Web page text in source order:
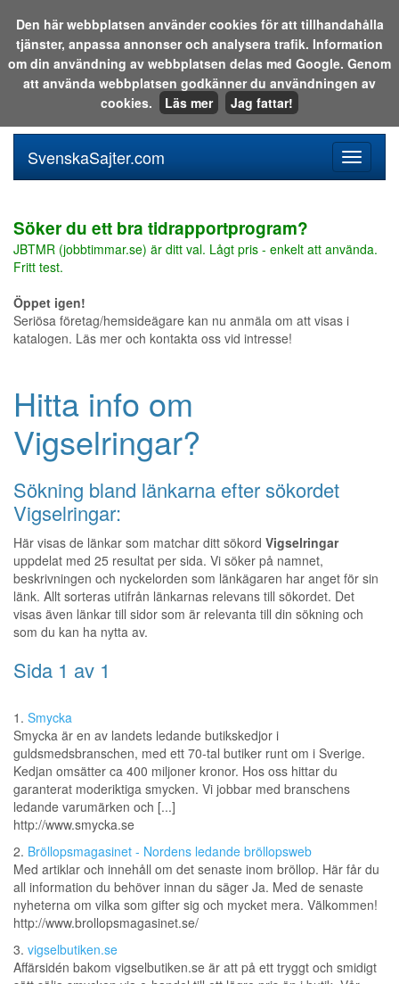
Sök i katalogen eller på webben:
meny
SvenskaSajter.com
Söker du ett bra tidrapportprogram?
JBTMR (jobbtimmar.se) är ditt val. Lågt pris - enkelt att använda.
Fritt test.
Öppet igen!
Seriösa företag/hemsideägare kan nu anmäla om att visas i
katalogen. Läs mer och kontakta oss vid intresse!
Hitta info om
Vigselringar?
Sökning bland länkarna efter sökordet
Vigselringar:
Här visas de länkar som matchar ditt sökord Vigselringar
uppdelat med 25 resultat per sida. Vi söker på namnet,
beskrivningen och nyckelorden som länkägaren har anget för sin
länk. Allt sorteras utifrån länkarnas relevans till sökordet. Det
visas även länkar till sidor som är relevanta till din sökning och
som du kan ha nytta av.
Sida 1 av 1
1. Smycka
Smycka är en av landets ledande butikskedjor i
guldsmedsbranschen, med ett 70-tal butiker runt om i Sverige.
Kedjan omsätter ca 400 miljoner kronor. Hos oss hittar du
garanterat moderiktiga smycken. Vi jobbar med branschens
ledande varumärken och [...]
http://www.smycka.se
2. Bröllopsmagasinet - Nordens ledande bröllopsweb
Med artiklar och innehåll om det senaste inom bröllop. Här får du
all information du behöver innan du säger Ja. Med de senaste
nyheterna om vilka som gifter sig och mycket mera. Välkommen!
http://www.brollopsmagasinet.se/
3. vigselbutiken.se
Affärsidén bakom vigselbutiken.se är att på ett tryggt och smidigt
Den här webbplatsen använder cookies för att tillhandahålla
tjänster, anpassa annonser och analysera trafik. Information
om din användning av webbplatsen delas med Google. Genom
att använda webbplatsen godkänner du användningen av
cookies.
Läs mer Jag fattar!